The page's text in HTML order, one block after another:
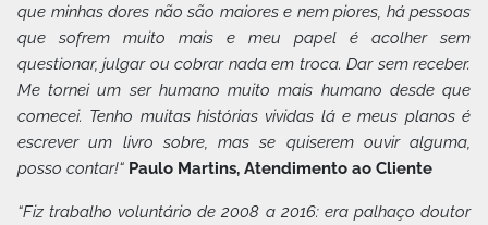
que minhas dores não são maiores e nem piores, há pessoas
que sofrem muito mais e meu papel é acolher sem
questionar, julgar ou cobrar nada em troca. Dar sem receber.
Me tornei um ser humano muito mais humano desde que
comecei. Tenho muitas histórias vividas lá e meus planos é
escrever um livro sobre, mas se quiserem ouvir alguma,
posso contar!“ Paulo Martins, Atendimento ao Cliente
“Fiz trabalho voluntário de 2008 a 2016: era palhaço doutor